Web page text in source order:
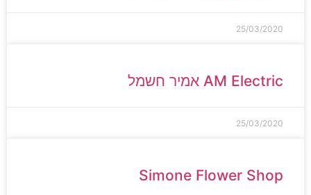
25/03/2020
AM Electric אמיר חשמל
25/03/2020
Simone Flower Shop